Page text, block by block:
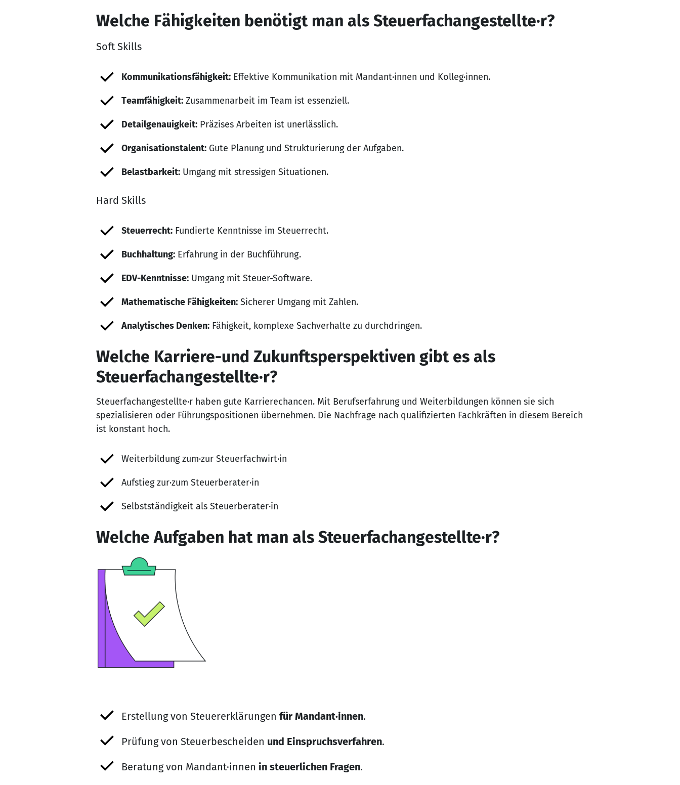
Welche Fähigkeiten benötigt man als Steuerfachangestellte·r?
Soft Skills
Kommunikationsfähigkeit: Effektive Kommunikation mit Mandant·innen und Kolleg·innen.
Teamfähigkeit: Zusammenarbeit im Team ist essenziell.
Detailgenauigkeit: Präzises Arbeiten ist unerlässlich.
Organisationstalent: Gute Planung und Strukturierung der Aufgaben.
Belastbarkeit: Umgang mit stressigen Situationen.
Hard Skills
Steuerrecht: Fundierte Kenntnisse im Steuerrecht.
Buchhaltung: Erfahrung in der Buchführung.
EDV-Kenntnisse: Umgang mit Steuer-Software.
Mathematische Fähigkeiten: Sicherer Umgang mit Zahlen.
Analytisches Denken: Fähigkeit, komplexe Sachverhalte zu durchdringen.
Welche Karriere-und Zukunftsperspektiven gibt es als
Steuerfachangestellte·r?
Steuerfachangestellte·r haben gute Karrierechancen. Mit Berufserfahrung und Weiterbildungen können sie sich
spezialisieren oder Führungspositionen übernehmen. Die Nachfrage nach qualifizierten Fachkräften in diesem Bereich
ist konstant hoch.
Weiterbildung zum·zur Steuerfachwirt·in
Aufstieg zur·zum Steuerberater·in
Selbstständigkeit als Steuerberater·in
Welche Aufgaben hat man als Steuerfachangestellte·r?
Erstellung von Steuererklärungen für Mandant·innen.
Prüfung von Steuerbescheiden und Einspruchsverfahren.
Beratung von Mandant·innen in steuerlichen Fragen.